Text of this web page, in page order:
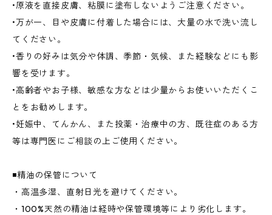
•原液を直接皮膚、粘膜に塗布しないようご注意ください。
•万が一、目や皮膚に付着した場合には、大量の水で洗い流し
てください。
•香りの好みは気分や体調、季節・気候、また経験などにも影
響を受けます。
•高齢者やお子様、敏感な方などは少量からお使いいただくこ
とをお勧めします。
•妊娠中、てんかん、また投薬・治療中の方、既往症のある方
等は専門医にご相談の上ご使用ください。
◾️精油の保管について
・高温多湿、直射日光を避けてください。
・100%天然の精油は経時や保管環境等により劣化します。